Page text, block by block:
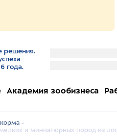
решения.
года.
Академия зообизнеса
-
и миниатюрных пород из